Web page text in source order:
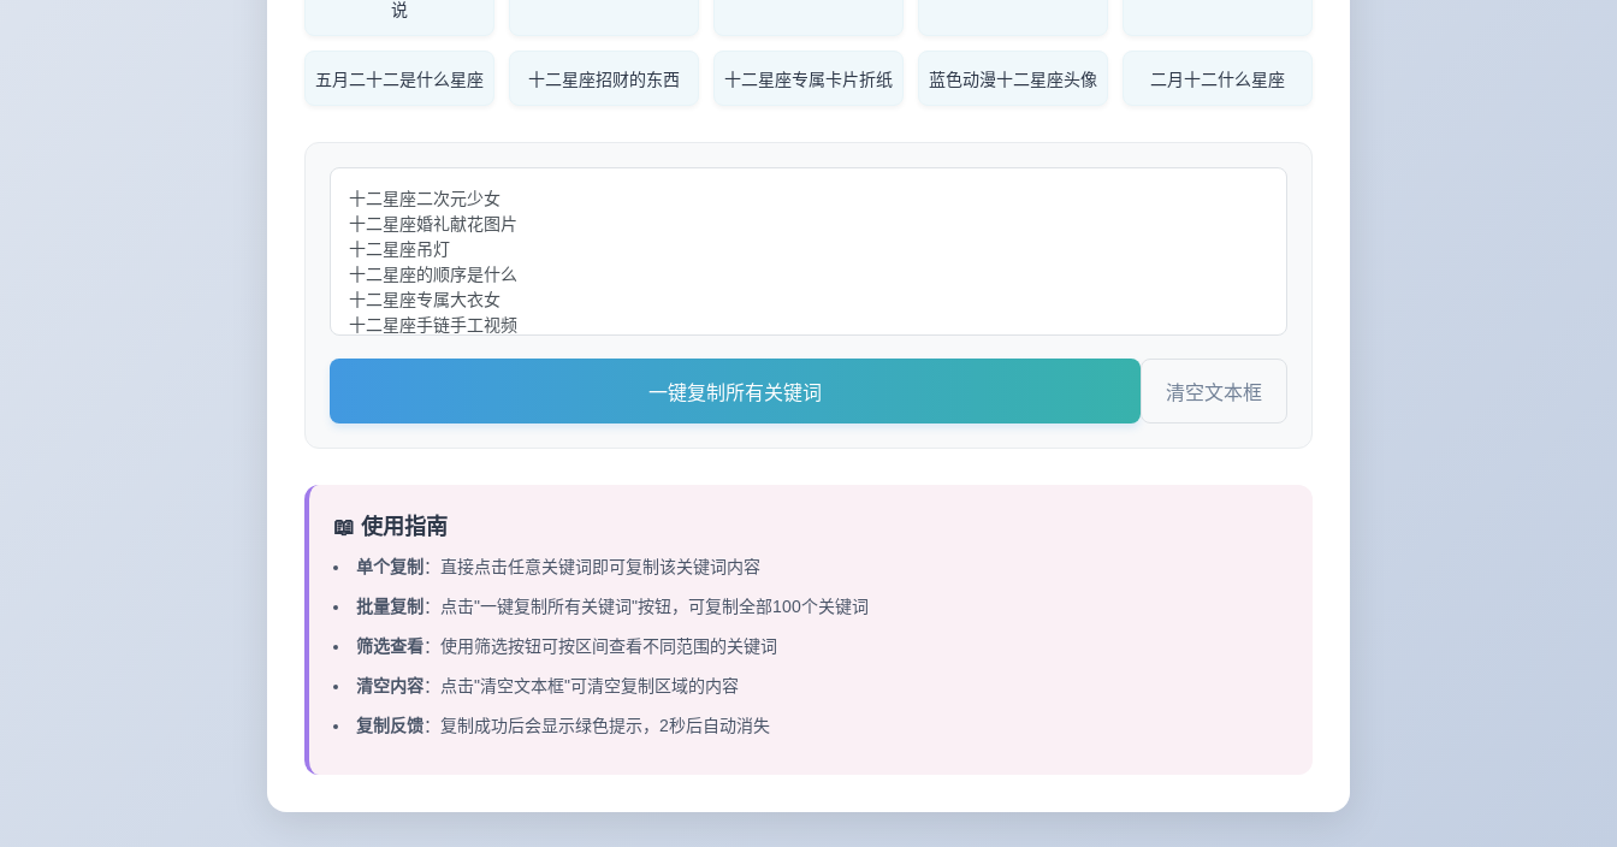
说
五月二十二是什么星座 十二星座招财的东西 十二星座专属卡片折纸 蓝色动漫十二星座头像 二月十二什么星座
一键复制所有关键词 清空文本框
📖 使用指南
单个复制 ：直接点击任意关键词即可复制该关键词内容
批量复制 ：点击"一键复制所有关键词"按钮，可复制全部100个关键词
筛选查看：使用筛选按钮可按区间查看不同范围的关键词
清空内容：点击"清空文本框"可清空复制区域的内容
复制反馈：复制成功后会显示绿色提示，2秒后自动消失